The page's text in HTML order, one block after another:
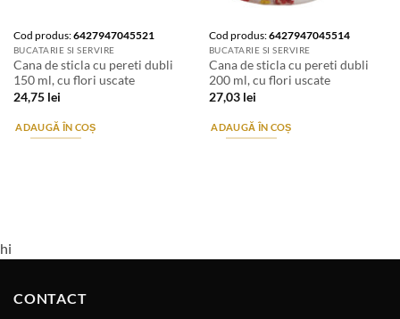
Cod produs:6427947045521
BUCATARIE SI SERVIRE
Cana de sticla cu pereti dubli
150 ml, cu flori uscate
24,75 lei
ADAUGĂ ÎN COȘ
Cod produs:6427947045514
BUCATARIE SI SERVIRE
Cana de sticla cu pereti dubli
200 ml, cu flori uscate
27,03 lei
ADAUGĂ ÎN COȘ
hi
CONTACT